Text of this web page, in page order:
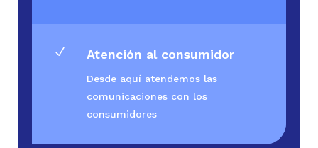
N Atención al consumidor
Desde aquí atendemos las
comunicaciones con los
consumidores